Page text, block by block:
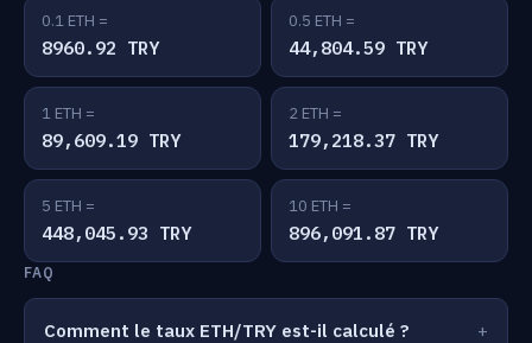
0.1 ETH =
8960.92 TRY
0.5 ETH =
44,804.59 TRY
1 ETH =
89,609.19 TRY
2 ETH =
179,218.37 TRY
5 ETH =
448,045.93 TRY
10 ETH =
896,091.87 TRY
FAQ
Comment le taux ETH/TRY est-il calculé ?